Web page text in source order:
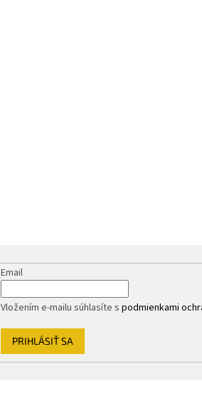
Email
Vložením e-mailu súhlasíte spodmienkami
PRIHLÁSIŤ SA